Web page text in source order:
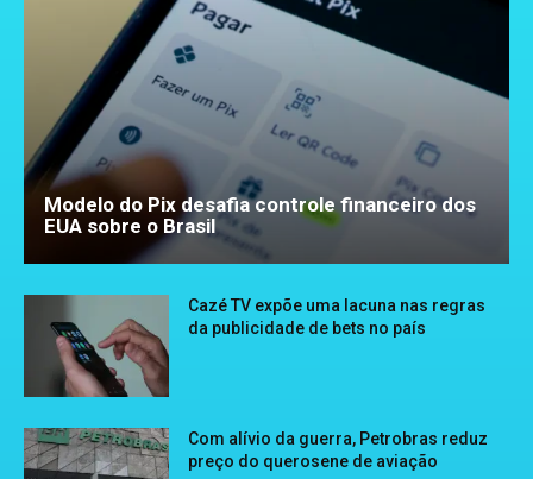
Modelo do Pix desafia controle financeiro dos
EUA sobre o Brasil
Cazé TV expõe uma lacuna nas regras
da publicidade de bets no país
Com alívio da guerra, Petrobras reduz
preço do querosene de aviação